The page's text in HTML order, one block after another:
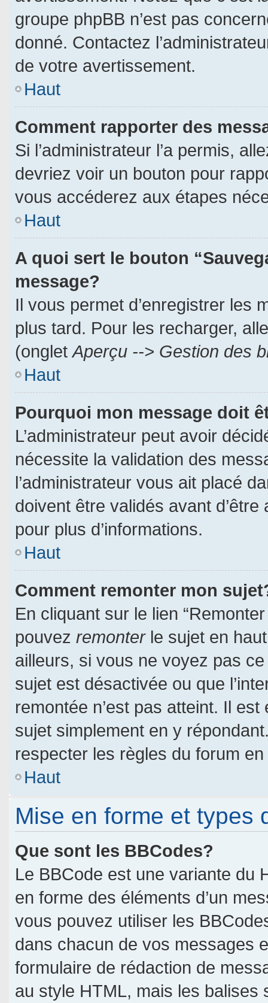
groupe phpBB n’est pas
donné. Contactez
de votre avertissement.
Haut
Comment rapporter des
Si l’administrateur l’a permis,
devriez voir un bouton pour
vous accéderez aux étapes
Haut
A quoi sert le bouton
message?
Il vous permet d’enregistrer les
plus tard. Pour les recharger,
(ongletAperçu --> Gestion des
Haut
Pourquoi mon message doit
L’administrateur peut avoir
nécessite la validation des
l’administrateur vous ait placé
doivent être validés avant
pour plus d’informations.
Haut
Comment remonter mon
En cliquant sur le lien
pouvez remonterle sujet en
ailleurs, si vous ne voyez pas
sujet est désactivée ou que
remontée n’est pas atteint. Il
sujet simplement en y
respecter les règles du forum
Haut
Mise en forme et types
Que sont les BBCodes?
Le BBCode est une variante du
en forme des éléments d’un
vous pouvez utiliser les
dans chacun de vos messages
formulaire de rédaction de
au style HTML, mais les